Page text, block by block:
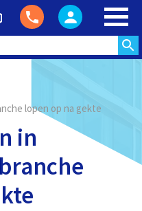
lopen op na gekte
in